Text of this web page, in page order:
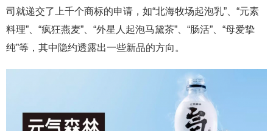
司就递交了上千个商标的申请，如“北海牧场起泡乳”、“元素
料理”、“疯狂燕麦”、“外星人起泡马黛茶”、“肠活”、“母爱挚
纯”等，其中隐约透露出一些新品的方向。